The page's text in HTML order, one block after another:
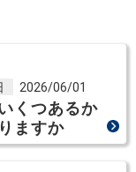
2026/06/01
くつあるか
ますか